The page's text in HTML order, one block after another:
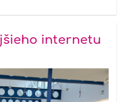
internetu